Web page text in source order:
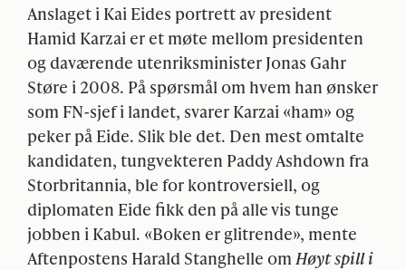
Anslaget i Kai Eides portrett av president
Hamid Karzai er et møte mellom presidenten
og daværende utenriksminister Jonas Gahr
Støre i 2008. På spørsmål om hvem han ønsker
som FN-sjef i landet, svarer Karzai «ham» og
peker på Eide. Slik ble det. Den mest omtalte
kandidaten, tungvekteren Paddy Ashdown fra
Storbritannia, ble for kontroversiell, og
diplomaten Eide fikk den på alle vis tunge
jobben i Kabul. «Boken er glitrende», mente
Aftenpostens Harald Stanghelle om Høyt spill i